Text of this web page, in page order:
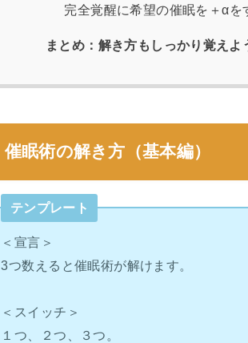
完全覚醒に希望の催眠を＋αを
まとめ：解き方もしっかり覚えよ
催眠術の解き方（基本編）
テンプレート
＜宣言＞
3つ数えると催眠術が解けます。
＜スイッチ＞
１つ、２つ、３つ。